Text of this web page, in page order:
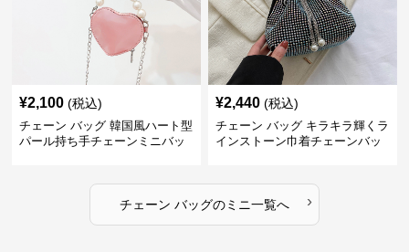
¥2,100 (税込)
チェーン バッグ 韓国風ハート型
パール持ち手チェーンミニバッ
¥2,440 (税込)
チェーン バッグ キラキラ輝くラ
インストーン巾着チェーンバッ
チェーン バッグのミニ一覧へ ›